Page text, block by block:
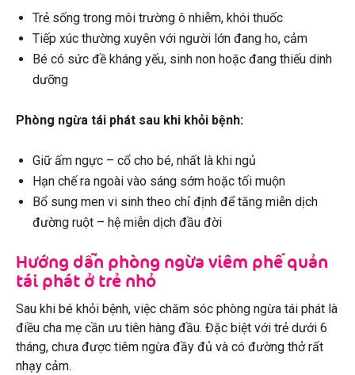
Trẻ sống trong môi trường ô nhiễm, khói thuốc
Tiếp xúc thường xuyên với người lớn đang ho, cảm
Bé có sức đề kháng yếu, sinh non hoặc đang thiếu dinh
dưỡng
Phòng ngừa tái phát sau khi khỏi bệnh:
Giữ ấm ngực – cổ cho bé, nhất là khi ngủ
Hạn chế ra ngoài vào sáng sớm hoặc tối muộn
Bổ sung men vi sinh theo chỉ định để tăng miễn dịch
đường ruột – hệ miễn dịch đầu đời
Hướng dẫn phòng ngừa viêm phế quản
tái phát ở trẻ nhỏ
Sau khi bé khỏi bệnh, việc chăm sóc phòng ngừa tái phát là
điều cha mẹ cần ưu tiên hàng đầu. Đặc biệt với trẻ dưới 6
tháng, chưa được tiêm ngừa đầy đủ và có đường thở rất
nhạy cảm.